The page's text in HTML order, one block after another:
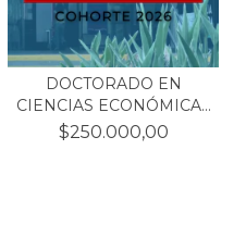
DOCTORADO EN
CIENCIAS ECONÓMICAS
- COHOR...
$250.000,00